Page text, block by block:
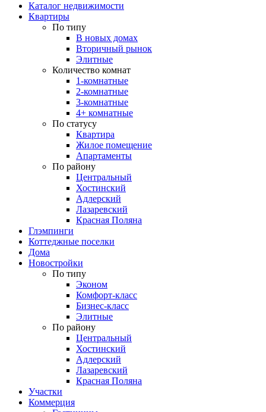
Каталог недвижимости
Квартиры
По типу
В новых домах
Вторичный рынок
Элитные
Количество комнат
1-комнатные
2-комнатные
3-комнатные
4+ комнатные
По статусу
Квартира
Жилое помещение
Апартаменты
По району
Центральный
Хостинский
Адлерский
Лазаревский
Красная Поляна
Глэмпинги
Коттеджные поселки
Дома
Новостройки
По типу
Эконом
Комфорт-класс
Бизнес-класс
Элитные
По району
Центральный
Хостинский
Адлерский
Лазаревский
Красная Поляна
Участки
Коммерция